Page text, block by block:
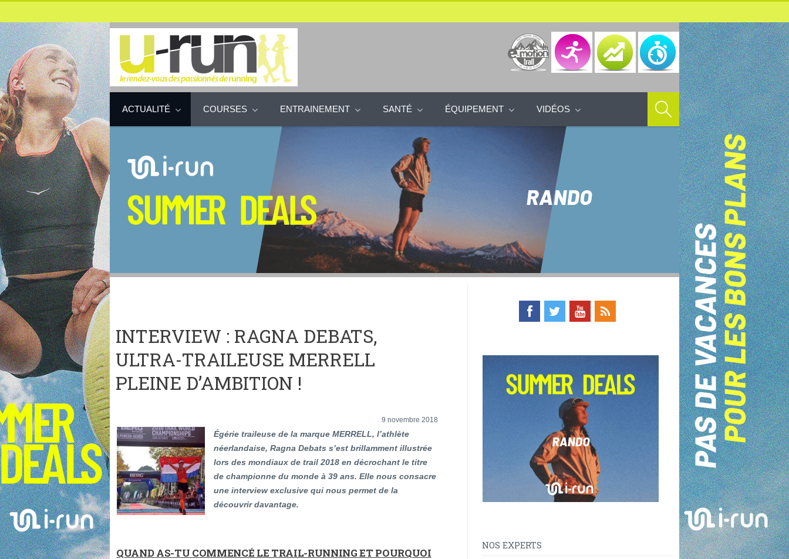
ACTUALITÉ COURSES ENTRAINEMENT SANTÉ ÉQUIPEMENT VIDÉOS
INTERVIEW : RAGNA DEBATS,
ULTRA-TRAILEUSE MERRELL
PLEINE D’AMBITION !
9 novembre 2018
Égérie traileuse de la marque MERRELL, l’athlète
néerlandaise, Ragna Debats s’est brillamment illustrée
lors des mondiaux de trail 2018 en décrochant le titre
de championne du monde à 39 ans. Elle nous consacre
une interview exclusive qui nous permet de la
découvrir davantage.
QUAND AS-TU COMMENCÉ LE TRAIL-RUNNING ET POURQUOI
NOS EXPERTS